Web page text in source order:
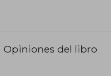
Opiniones del libro